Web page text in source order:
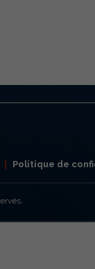
Politique de